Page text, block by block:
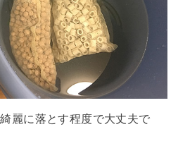
麗に落とす程度で大丈夫で